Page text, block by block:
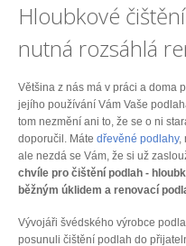
Hloubkové
nutná rozsáhlá
Většina z nás má v práci a doma
jejího používání Vám Vaše
tom nezmění ani to, že se o ni
doporučil. Máte dřevěné podlahy,
ale nezdá se Vám, že si už
chvíle pro čištění podlah -
běžným úklidem a renovací
Vývojáři švédského výrobce
posunuli čištění podlah do